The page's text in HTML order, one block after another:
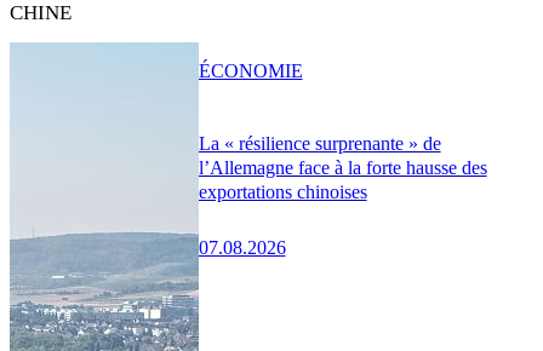
CHINE
La « résilience surprenante » de
l’Allemagne face à la forte hausse des
exportations chinoises
07.08.2026
ÉCONOMIE